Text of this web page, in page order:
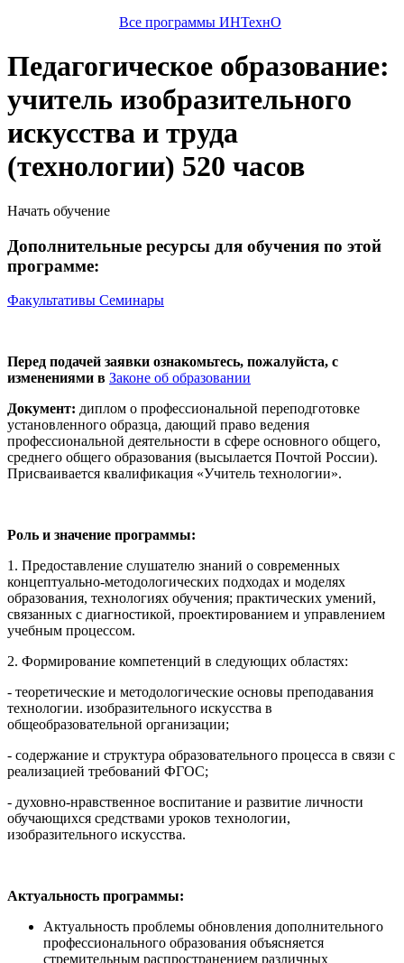
Все программы ИНТехнО
Педагогическое образование:
учитель изобразительного
искусства и труда
(технологии) 520 часов
Начать обучение
Дополнительные ресурсы для обучения по этой
программе:
Факультативы Семинары
Перед подачей заявки ознакомьтесь, пожалуйста, с
изменениями в Законе об образовании
Документ: диплом о профессиональной переподготовке
установленного образца, дающий право ведения
профессиональной деятельности в сфере основного общего,
среднего общего образования (высылается Почтой России).
Присваивается квалификация «Учитель технологии».
Роль и значение программы:
1. Предоставление слушателю знаний о современных
концептуально-методологических подходах и моделях
образования, технологиях обучения; практических умений,
связанных с диагностикой, проектированием и управлением
учебным процессом.
2. Формирование компетенций в следующих областях:
- теоретические и методологические основы преподавания
технологии. изобразительного искусства в
общеобразовательной организации;
- содержание и структура образовательного процесса в связи с
реализацией требований ФГОС;
- духовно-нравственное воспитание и развитие личности
обучающихся средствами уроков технологии,
изобразительного искусства.
Актуальность программы:
Актуальность проблемы обновления дополнительного
профессионального образования объясняется
стремительным распространением различных